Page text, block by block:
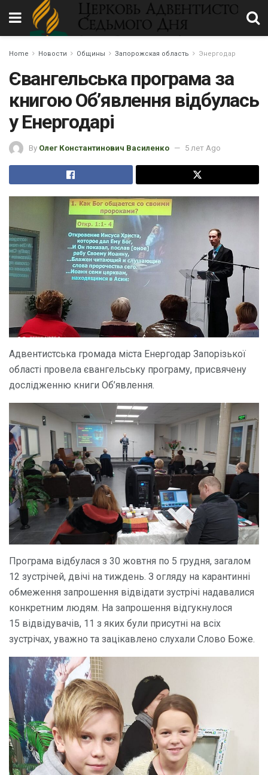
Home Новости Общины Запорожская область Энергодар
Євангельська програма за
книгою Об’явлення відбулась
у Енергодарі
By Олег Константинович Василенко 5 лет Ago
Адвентистська громада міста Енергодар Запорізької
області провела євангельську програму, присвячену
дослідженню книги Об’явлення.
Програма відбулася з 30 жовтня по 5 грудня, загалом
12 зустрічей, двічі на тиждень. З огляду на карантинні
обмеження запрошення відвідати зустрічі надавалися
конкретним людям. На запрошення відгукнулося
15 відвідувачів, 11 з яких були присутні на всіх
зустрічах, уважно та зацікавлено слухали Слово Боже.